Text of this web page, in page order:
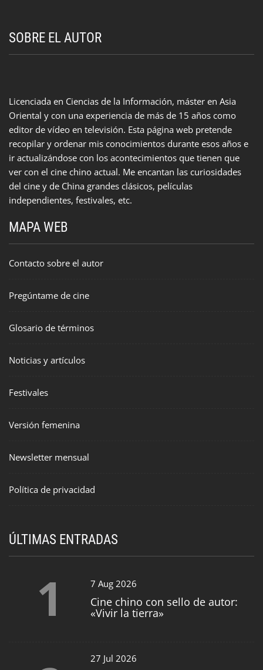
SOBRE EL AUTOR
Licenciada en Ciencias de la Información, máster en Asia
Oriental y con una experiencia de más de 15 años como
editor de vídeo en televisión. Esta página web pretende
recopilar y ordenar mis conocimientos durante esos años e
ir actualizándose con los acontecimientos que tienen que
ver con el cine chino actual. Me encantan las curiosidades
del cine y de China grandes clásicos, películas
independientes, festivales, etc.
MAPA WEB
Contacto sobre el autor
Pregúntame de cine
Glosario de términos
Noticias y artículos
Festivales
Versión femenina
Newsletter mensual
Política de privacidad
ÚLTIMAS ENTRADAS
1 7 Aug 2026
Cine chino con sello de autor:
«Vivir la tierra»
27 Jul 2026